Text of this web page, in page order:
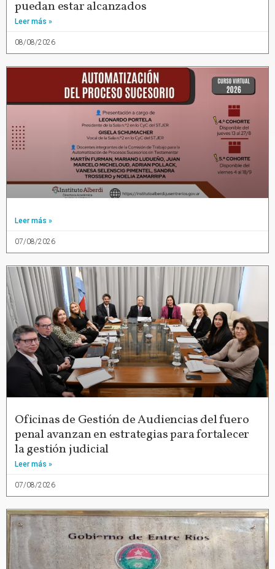
puedan estar alcanzados
Leer más »
08/08/2026
Leer más »
07/08/2026
Oficinas de Gestión de Audiencias del fuero
penal avanzan en estrategias para fortalecer
la gestión judicial
Leer más »
07/08/2026